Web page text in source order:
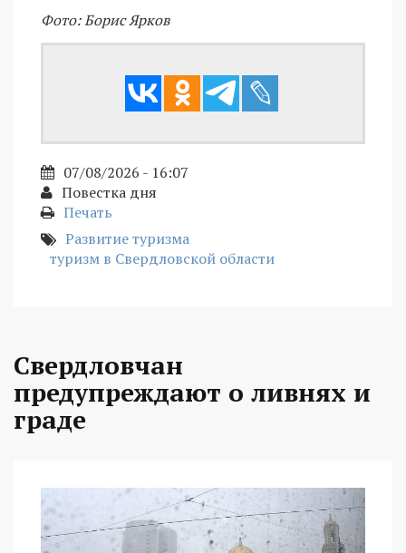
Фото: Борис Ярков
07/08/2026 - 16:07
Повестка дня
Печать
Развитие туризма
туризм в Свердловской области
Свердловчан
предупреждают о ливнях и
граде